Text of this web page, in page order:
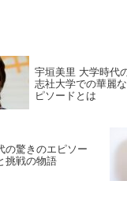
宇垣美里 大学時代
志社大学での華麗
ピソードとは
の驚きのエピソー
挑戦の物語